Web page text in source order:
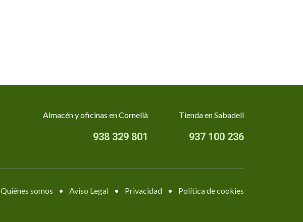
Almacén y oficinas en Cornellà
938 329 801
Tienda en Sabadell
937 100 236
Quiénes somos • Aviso Legal • Privacidad • Política de cookies